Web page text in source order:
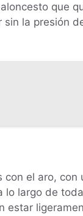
que
la presión
el aro, con
largo de
estar